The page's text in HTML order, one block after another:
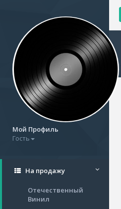
Мой Профиль
Гость
На продажу
Отечественный
Винил